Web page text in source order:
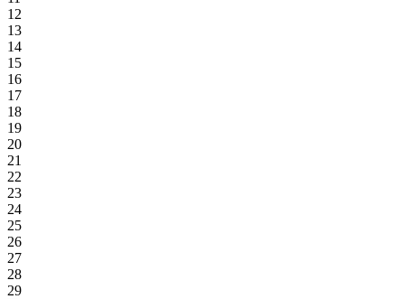
12
13
14
15
16
17
18
19
20
21
22
23
24
25
26
27
28
29